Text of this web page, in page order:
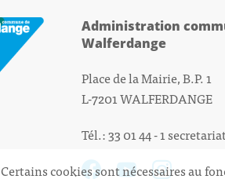
Administration
Walferdange
Place de la Mairie, B.P. 1
L-7201 WALFERDANGE
Tél.: 33 01 44 - 1
Certains cookies sont nécessaires au